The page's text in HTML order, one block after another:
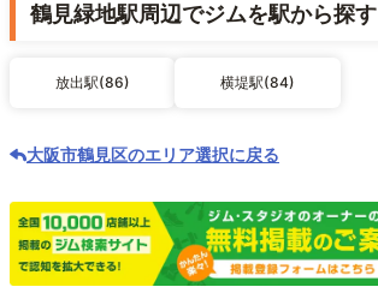
鶴見緑地駅周辺でジムを駅から探す
放出駅(86) 横堤駅(84)
大阪市鶴見区のエリア選択に戻る